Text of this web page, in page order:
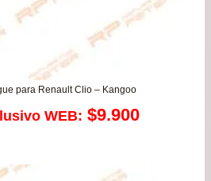
para Renault Clio – Kangoo
WEB: $9.900